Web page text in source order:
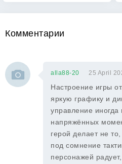
Комментарии
alla88-20 25 April
Настроение игры
яркую графику и
управление иногда
напряжённых
герой делает не
под сомнение
персонажей